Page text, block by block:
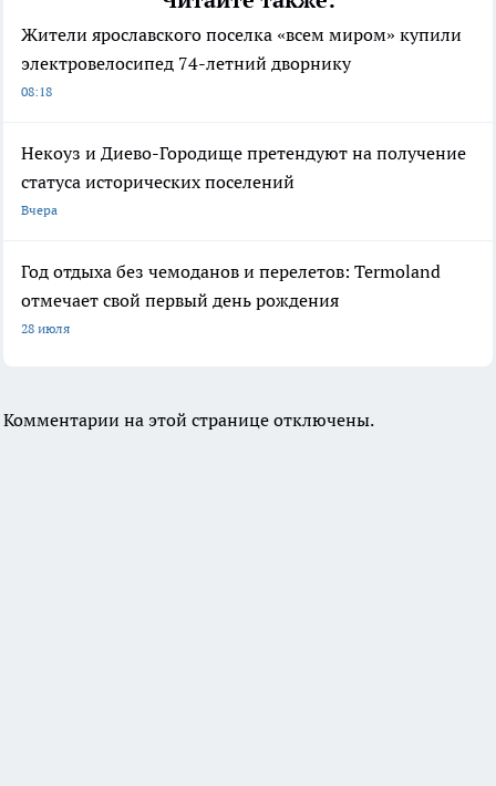
Жители ярославского поселка «всем миром» купили
электровелосипед 74-летний дворнику
08:18
Некоуз и Диево-Городище претендуют на получение
статуса исторических поселений
Вчера
Год отдыха без чемоданов и перелетов: Termoland
отмечает свой первый день рождения
28 июля
Комментарии на этой странице отключены.